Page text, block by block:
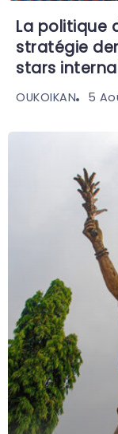
La politique
stratégie
stars
OUKOIKAN 5